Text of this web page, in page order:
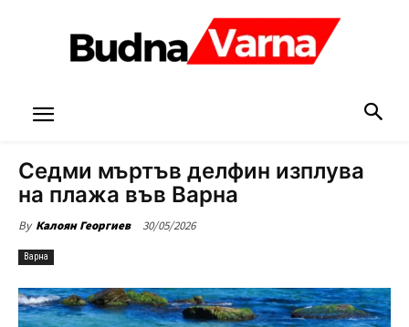
Седми мъртъв делфин изплува
на плажа във Варна
By Калоян Георгиев 30/05/2026
Варна